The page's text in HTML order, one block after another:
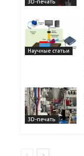
3D-печать
Научные статьи
3D-печать